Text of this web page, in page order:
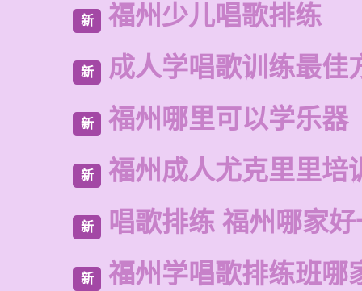
新 福州少儿唱歌排练
新 成人学唱歌训练最佳
新 福州哪里可以学乐器
新 福州成人尤克里里培
新 唱歌排练 福州哪家
新 福州学唱歌排练班哪